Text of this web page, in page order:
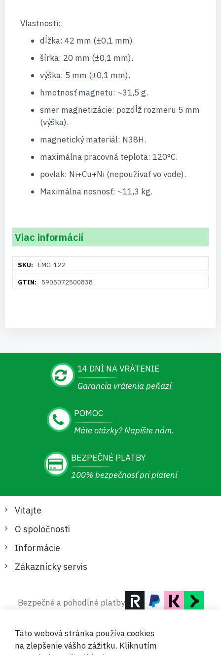
Vlastnosti:
dĺžka: 42 mm (±0,1 mm).
šírka: 20 mm (±0,1 mm).
výška: 5 mm (±0,1 mm).
hmotnosť magnetu: ~31,5 g.
smer magnetizácie: pozdĺž rozmeru 5 mm
(výška).
magnetický materiál: N38H.
maximálna pracovná teplota: 120°C.
povlak: Ni+Cu+Ni (nepoužívať vo vode).
Maximálna nosnosť: ~11,3 kg.
Viac informácií
informáciíEMG-122
5905072500838
14 DNÍ NA VRÁTENIE
Garancia vrátenia peňazí
POMOC
Máte otázky? Napíšte nám.
BEZPEČNÉ PLATBY
100% bezpečnosť pri platení
Vitajte
O spoločnosti
Informácie
Zákaznícky servis
Bezpečné a pohodlné platby
Táto webová stránka používa cookies
na zlepšenie vášho zážitku. Kliknutím